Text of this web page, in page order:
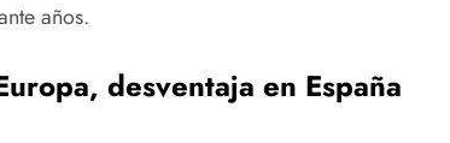
años.
desventaja en España